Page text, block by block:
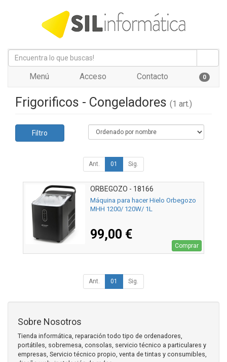
Menú Acceso Contacto 0
Frigorificos - Congeladores (1 art.)
Filtro
Ant. 01 Sig.
ORBEGOZO - 18166
Máquina para hacer Hielo Orbegozo
MHH 1200/ 120W/ 1L
99,00 €
Comprar
Ant. 01 Sig.
Sobre Nosotros
Tienda informática, reparación todo tipo de ordenadores,
portátiles, sobremesa, consolas, servicio técnico a particulares y
empresas, Servicio técnico propio, venta de tintas y consumibles,